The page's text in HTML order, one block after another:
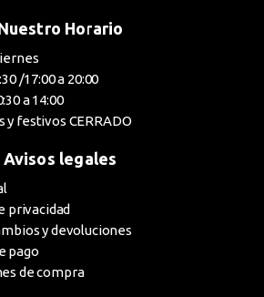
Horario
/17:00 a 20:00
a 14:00
y festivos CERRADO
Avisos legales
privacidad
y devoluciones
pago
de compra